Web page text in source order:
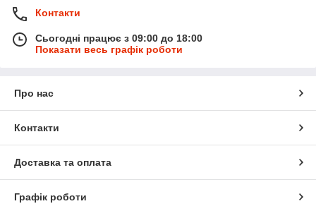
Контакти
Сьогодні працює з 09:00 до 18:00
Показати весь графік роботи
Про нас
Контакти
Доставка та оплата
Графік роботи